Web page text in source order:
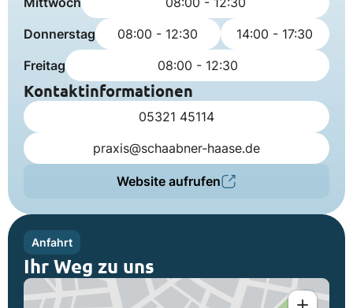
Donnerstag
08:00 - 12:30
14:00 - 17:30
Freitag
08:00 - 12:30
Kontaktinformationen
05321 45114
praxis@schaabner-haase.de
Website aufrufen
Anfahrt
Ihr Weg zu uns